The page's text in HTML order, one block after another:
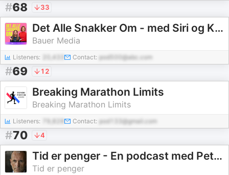
#68 33
Det Alle Snakker Om - med Siri og Kim
Bauer Media
Listeners: 20,433 Contact: pod500@abc.com
#69 12
Breaking Marathon Limits
Breaking Marathon Limits
Listeners: Contact: pod133@gmail.com
#70 4
Tid er penger - En podcast med Peter Warren
Tid er penger